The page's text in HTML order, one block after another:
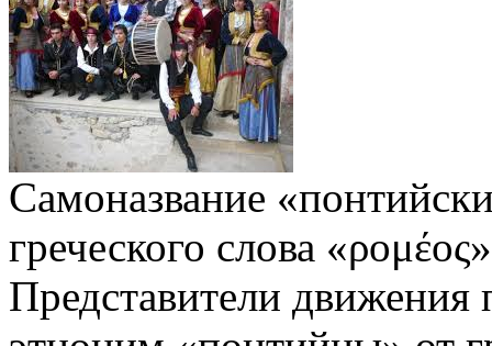
Самоназвание
греческого слова
Представители